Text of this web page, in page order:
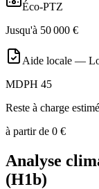
Éco-PTZ
Jusqu'à 50 000 €
Aide locale —
MDPH 45
Reste à charge
à partir de 0 €
Analyse
(H1b)